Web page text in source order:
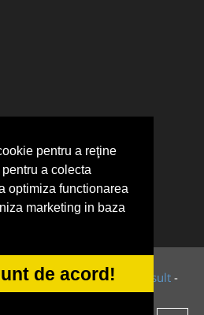
pentru a reţine
a colecta
optimiza functionarea
marketing in baza
de acord!
VilonMedia&Tokaido Consult -